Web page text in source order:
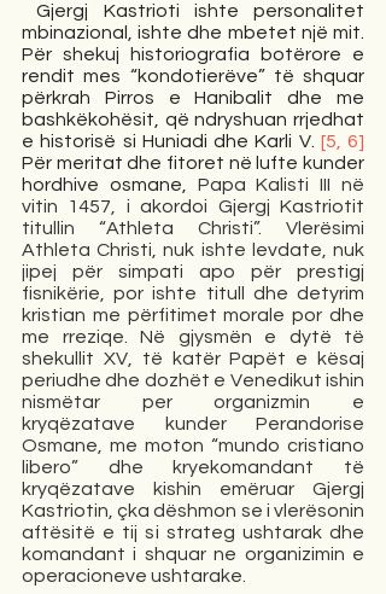
Gjergj Kastrioti ishte personalitet
mbinazional, ishte dhe mbetet një mit.
Për shekuj historiografia botërore e
rendit mes “kondotierëve” të shquar
përkrah Pirros e Hanibalit dhe me
bashkëkohësit, që ndryshuan rrjedhat
e historisë si Huniadi dhe Karli V. [5, 6]
Për meritat dhe fitoret në lufte kunder
hordhive osmane, Papa Kalisti III në
vitin 1457, i akordoi Gjergj Kastriotit
titullin “Athleta Christi”. Vlerësimi
Athleta Christi, nuk ishte levdate, nuk
jipej për simpati apo për prestigj
fisnikërie, por ishte titull dhe detyrim
kristian me përfitimet morale por dhe
me rreziqe. Në gjysmën e dytë të
shekullit XV, të katër Papët e kësaj
periudhe dhe dozhët e Venedikut ishin
nismëtar per organizmin e
kryqëzatave kunder Perandorise
Osmane, me moton “mundo cristiano
libero” dhe kryekomandant të
kryqëzatave kishin emëruar Gjergj
Kastriotin, çka dëshmon se i vlerësonin
aftësitë e tij si strateg ushtarak dhe
komandant i shquar ne organizimin e
operacioneve ushtarake.